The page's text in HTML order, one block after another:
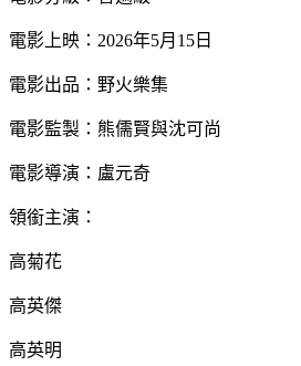
電影上映：2026年5月15日
電影出品：野火樂集
電影監製：熊儒賢與沈可尚
電影導演：盧元奇
領銜主演：
高菊花
高英傑
高英明